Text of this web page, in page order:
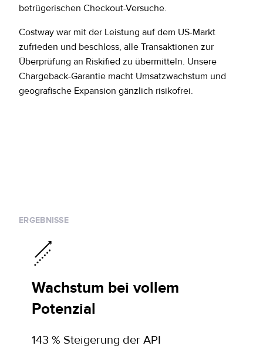
betrügerischen Checkout-Versuche.
Costway war mit der Leistung auf dem US-Markt
zufrieden und beschloss, alle Transaktionen zur
Überprüfung an Riskified zu übermitteln. Unsere
Chargeback-Garantie macht Umsatzwachstum und
geografische Expansion gänzlich risikofrei.
ERGEBNISSE
Wachstum bei vollem
Potenzial
143 % Steigerung der API